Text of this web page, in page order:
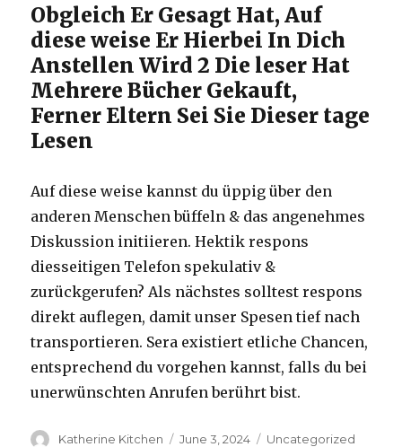
Obgleich Er Gesagt Hat, Auf
diese weise Er Hierbei In Dich
Anstellen Wird 2 Die leser Hat
Mehrere Bücher Gekauft,
Ferner Eltern Sei Sie Dieser tage
Lesen
Auf diese weise kannst du üppig über den
anderen Menschen büffeln & das angenehmes
Diskussion initiieren. Hektik respons
diesseitigen Telefon spekulativ &
zurückgerufen? Als nächstes solltest respons
direkt auflegen, damit unser Spesen tief nach
transportieren. Sera existiert etliche Chancen,
entsprechend du vorgehen kannst, falls du bei
unerwünschten Anrufen berührt bist.
Author
Katherine Kitchen
Posted
June 3, 2024 Categories
Uncategorized